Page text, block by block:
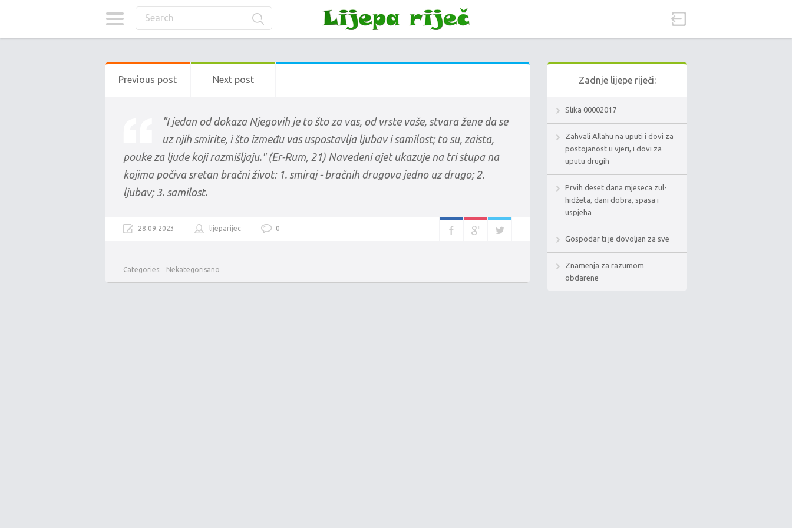
Previous post Next post
"I jedan od dokaza Njegovih je to što za vas, od vrste vaše, stvara žene da se
uz njih smirite, i što između vas uspostavlja ljubav i samilost; to su, zaista,
pouke za ljude koji razmišljaju." (Er-Rum, 21) Navedeni ajet ukazuje na tri stupa na
kojima počiva sretan bračni život: 1. smiraj - bračnih drugova jedno uz drugo; 2.
ljubav; 3. samilost.
28.09.2023 lijeparijec 0
Categories: Nekategorisano
Zadnje lijepe riječi:
Slika 00002017
Zahvali Allahu na uputi i dovi za
postojanost u vjeri, i dovi za
uputu drugih
Prvih deset dana mjeseca zul-
hidžeta, dani dobra, spasa i
uspjeha
Gospodar ti je dovoljan za sve
Znamenja za razumom
obdarene